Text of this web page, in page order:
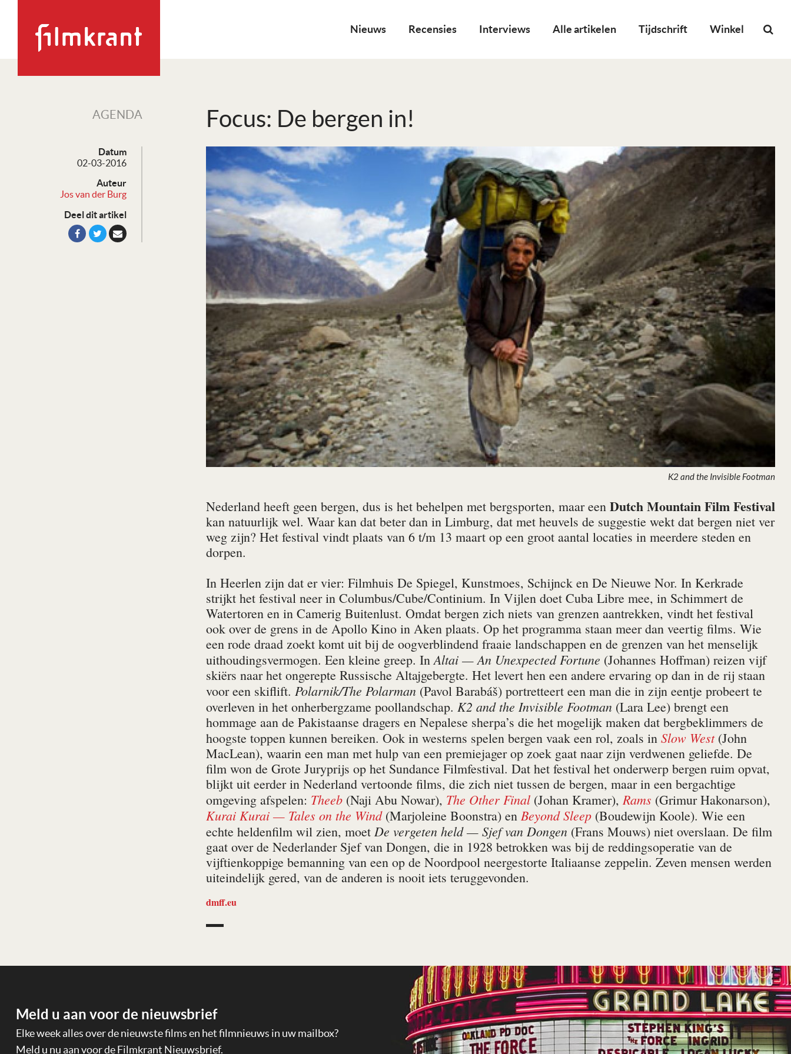
Nieuws Recensies Interviews Alle artikelen Tijdschrift Winkel
AGENDA Focus: De bergen in!
Datum
02-03-2016
Auteur
Jos van der Burg
Deel dit artikel
K2 and the Invi­sible Foot­man
Nederland heeft geen bergen, dus is het behelpen met bergsporten, maar een Dutch Mountain Film Festival
kan natuurlijk wel. Waar kan dat beter dan in Limburg, dat met heuvels de suggestie wekt dat bergen niet ver
weg zijn? Het festival vindt plaats van 6 t/m 13 maart op een groot aantal locaties in meerdere steden en
dorpen.
In Heer­len zijn dat er vier: Filmhuis De Spiegel, Kunstmoes, Schijnck en De Nieuwe Nor. In Kerkrade
strijkt het festival neer in Columbus/Cube/Continium. In Vijlen doet Cuba Libre mee, in Schim­mert de
Watertoren en in Camerig Buiten­lust. Omdat bergen zich niets van grenzen aantrekken, vindt het festival
ook over de grens in de Apollo Kino in Aken plaats. Op het programma staan meer dan veertig films. Wie
een rode draad zoekt komt uit bij de oogverblindend fraaie landschappen en de grenzen van het menselijk
uithoudingsvermogen. Een kleine greep. In Altai — An Unex­pected Fortune (Johannes Hoff­man) reizen vijf
skiërs naar het ongerepte Russische Altaj­gebergte. Het levert hen een andere ervaring op dan in de rij staan
voor een skiflift. Polarnik/The Polarman(Pavol Barabáš) portretteert een man die in zijn eentje probeert te
overleven in het onherbergzame poollandschap. K2 and the Invi­sible Foot­man(Lara Lee) brengt een
hommage aan de Paki­staanse dragers en Nepalese sherpa’s die het mogelijk maken dat bergbeklimmers de
hoogste toppen kunnen bereiken. Ook in westerns spelen bergen vaak een rol, zoals in Slow West(John
MacLean), waarin een man met hulp van een premiejager op zoek gaat naar zijn verdwenen geliefde. De
film won de Grote Jury­prijs op het Sundance Filmfestival. Dat het festival het onderwerp bergen ruim opvat,
blijkt uit eerder in Nederland vertoonde films, die zich niet tussen de bergen, maar in een bergachtige
omgeving afspelen: Theeb(Naji Abu Nowar), The Other Final(Johan Kramer), Rams (Grimur Hakonarson),
Kurai Kurai — Tales on the Wind(Marjo­leine Boonstra) en Beyond Sleep(Boudewijn Koole). Wie een
echte heldenfilm wil zien, moet De vergeten held — Sjef van Dongen(Frans Mouws) niet overslaan. De film
gaat over de Nederlander Sjef van Dongen, die in 1928 betrokken was bij de reddingsoperatie van de
vijftienkoppige bemanning van een op de Noordpool neergestorte Itali­aanse zeppelin. Zeven mensen werden
uiteindelijk gered, van de anderen is nooit iets teruggevonden.
dmff.eu
Meld u aan voor de nieuwsbrief
Elke week alles over de nieuwste films en het filmnieuws in uw mailbox?
Meld u nu aan voor de Filmkrant Nieuwsbrief.